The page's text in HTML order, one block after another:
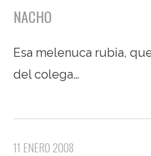
NACHO
Esa melenuca rubia,
del colega…
11 ENERO 2008